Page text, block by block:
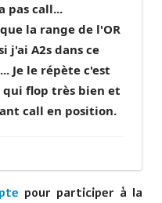
pas call...
la range de l'OR
j'ai A2s dans ce
Je le répète c'est
qui flop très bien et
call en position.
pour participer à la